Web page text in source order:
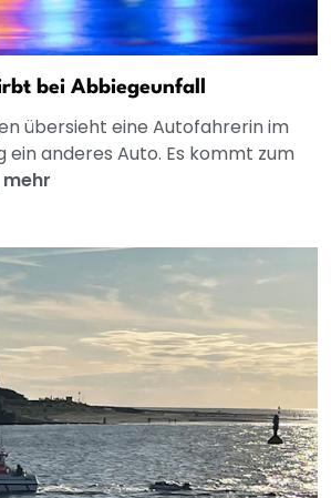
bei Abbiegeunfall
übersieht eine Autofahrerin im
ein anderes Auto. Es kommt zum
mehr